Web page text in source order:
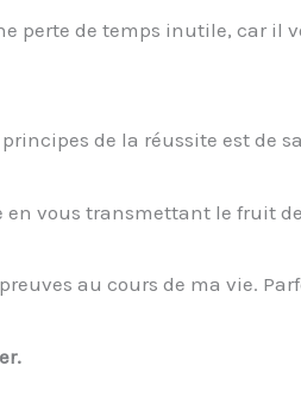
perte de temps inutile, car il
de la réussite est de
en vous transmettant le fruit
au cours de ma vie.